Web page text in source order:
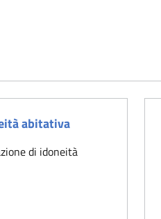
abitativa
di idoneità